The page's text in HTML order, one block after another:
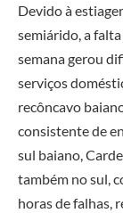
Devido à
semiárido, a
semana gerou
serviços
recôncavo
consistente de
sul baiano,
também no sul,
horas de falhas,